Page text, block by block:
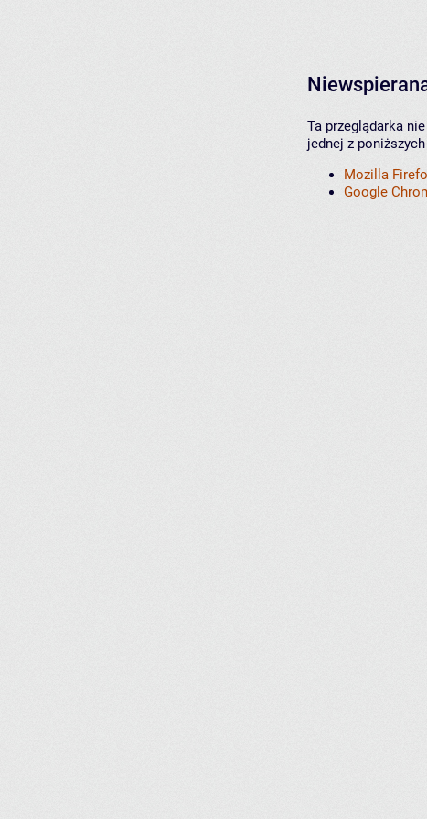
Ta przeglądarka
jednej z
Mozilla
Google